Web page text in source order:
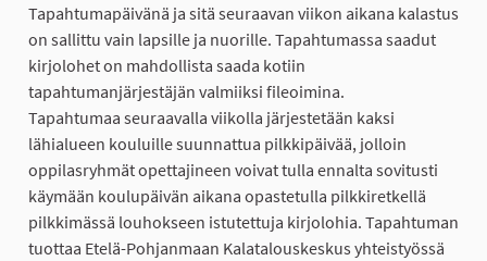
Tapahtumapäivänä ja sitä seuraavan viikon aikana kalastus
on sallittu vain lapsille ja nuorille. Tapahtumassa saadut
kirjolohet on mahdollista saada kotiin
tapahtumanjärjestäjän valmiiksi fileoimina.
Tapahtumaa seuraavalla viikolla järjestetään kaksi
lähialueen kouluille suunnattua pilkkipäivää, jolloin
oppilasryhmät opettajineen voivat tulla ennalta sovitusti
käymään koulupäivän aikana opastetulla pilkkiretkellä
pilkkimässä louhokseen istutettuja kirjolohia. Tapahtuman
tuottaa Etelä-Pohjanmaan Kalatalouskeskus yhteistyössä